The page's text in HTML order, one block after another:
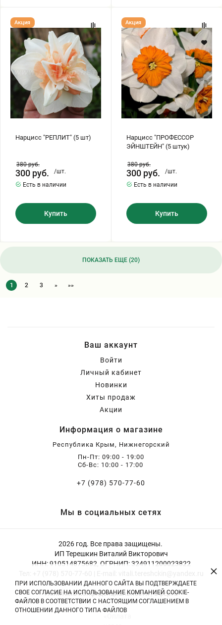
Нарцисс
"РЕПЛИТ"
(5
шт)
Нарцисс "РЕПЛИТ" (5 шт)
Акция
380руб.
300 руб.
/шт.
Есть в наличии
Купить
Нарцисс
"ПРОФЕССОР
ЭЙНШТЕЙН"
(5
штук)
Нарцисс "ПРОФЕССОР
ЭЙНШТЕЙН" (5 штук)
Акция
380руб.
300 руб.
/шт.
Есть в наличии
Купить
ПОКАЗАТЬ ЕЩЕ (20)
1 2 3 » »»
Ваш аккаунт
Войти
Личный кабинет
Новинки
Хиты продаж
Акции
Информация о магазине
Республика Крым, Нижнегорский
Пн-Пт: 09:00 - 19:00
Сб-Вс: 10:00 - 17:00
+7 (978) 570-77-60
Мы в социальных сетях
2026 год. Все права защищены.
ИП Терешкин Виталий Викторович
ИНН: 910514875682, ОГРНИП: 324911200023822
Политика конфиденциальности|Оферта
ПРИ ИСПОЛЬЗОВАНИИ ДАННОГО САЙТА ВЫ ПОДТВЕРЖДАЕТЕ
СВОЕ СОГЛАСИЕ НА ИСПОЛЬЗОВАНИЕ КОМПАНИЕЙ COOKIE-
ФАЙЛОВ В СООТВЕТСТВИИ С НАСТОЯЩИМ СОГЛАШЕНИЕМ В
ОТНОШЕНИИ ДАННОГО ТИПА ФАЙЛОВ
×